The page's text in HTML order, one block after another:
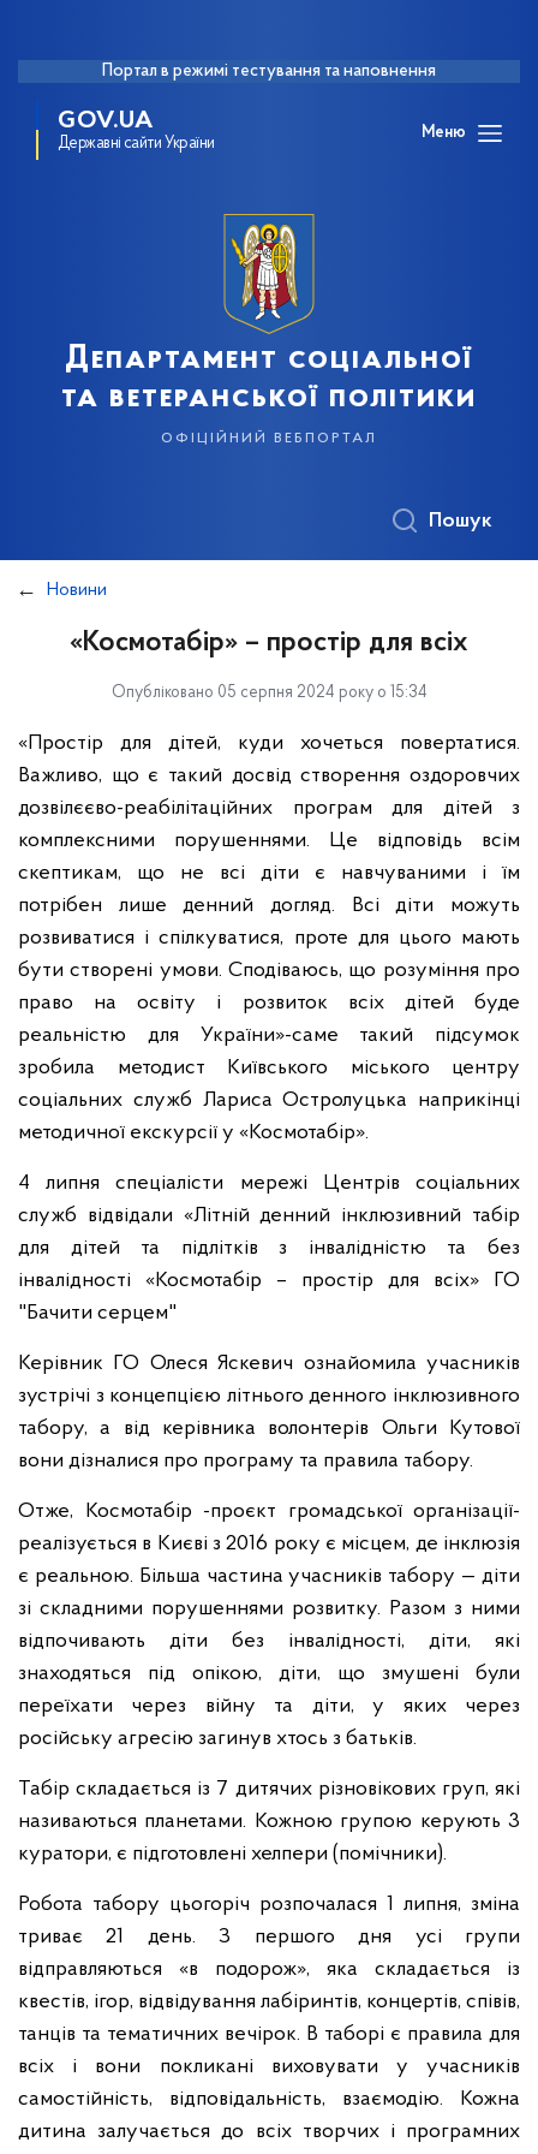
Портал в режимі тестування та наповнення
GOV.UA
Державні сайти України
Меню
Департамент соціальної
та ветеранської політики
офіційний вебпортал
Пошук
Новини
«Космотабір» – простір для всіх
Опубліковано 05 серпня 2024 року о 15:34
«Простір для дітей, куди хочеться повертатися.
Важливо, що є такий досвід створення оздоровчих
дозвілєєво-реабілітаційних програм для дітей з
комплексними порушеннями. Це відповідь всім
скептикам, що не всі діти є навчуваними і їм
потрібен лише денний догляд. Всі діти можуть
розвиватися і спілкуватися, проте для цього мають
бути створені умови. Сподіваюсь, що розуміння про
право на освіту і розвиток всіх дітей буде
реальністю для України»️-саме такий підсумок
зробила методист Київського міського центру
соціальних служб Лариса Остролуцька наприкінці
методичної екскурсії у «Космотабір».
4 липня спеціалісти мережі Центрів соціальних
служб відвідали «Літній денний інклюзивний табір
для дітей та підлітків з інвалідністю та без
інвалідності «Космотабір – простір для всіх» ГО
"Бачити серцем"
Керівник ГО Олеся Яскевич ознайомила учасників
зустрічі з концепцією літнього денного інклюзивного
табору, а від керівника волонтерів Ольги Кутової
вони дізналися про програму та правила табору.
Отже, Космотабір -проєкт громадської організації-
реалізується в Києві з 2016 року є місцем, де інклюзія
є реальною. Більша частина учасників табору — діти
зі складними порушеннями розвитку. Разом з ними
відпочивають діти без інвалідності, діти, які
знаходяться під опікою, діти, що змушені були
переїхати через війну та діти, у яких через
російську агресію загинув хтось з батьків.
Табір складається із 7 дитячих різновікових груп, які
називаються планетами. Кожною групою керують 3
куратори, є підготовлені хелпери (помічники).
Робота табору цьогоріч розпочалася 1 липня, зміна
триває 21 день. З першого дня усі групи
відправляються «в подорож», яка складається із
квестів, ігор, відвідування лабіринтів, концертів, співів,
танців та тематичних вечірок. В таборі є правила для
всіх і вони покликані виховувати у учасників
самостійність, відповідальність, взаємодію. Кожна
дитина залучається до всіх творчих і програмних